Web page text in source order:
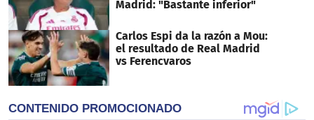
Madrid: "Bastante inferior"
Carlos Espi da la razón a Mou:
el resultado de Real Madrid
vs Ferencvaros